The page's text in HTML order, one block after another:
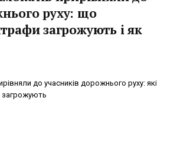
руху: що
загрожують і як
до учасників дорожнього руху: які
загрожують